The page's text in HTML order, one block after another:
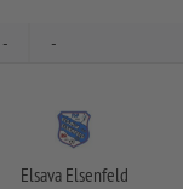
- -
Elsava Elsenfeld